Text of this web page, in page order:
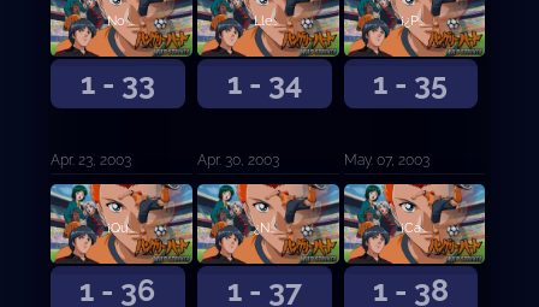
1 - 33
No puede ser ... ¡¿Kanou es el capitán ?!
Apr. 23, 2003
1 - 34
Llegaste 10 años demasiado temprano ... ¡Cabeza de nido de pájaro!
Apr. 30, 2003
1 - 35
¡¿Por qué esto también tuvo que pasarle a Kyosuke-kun!
May. 07, 2003
1 - 36
¡Que hacen chicos!
1 - 37
¿No viene nadie más?
1 - 38
¡Capitán Esaka ...!?